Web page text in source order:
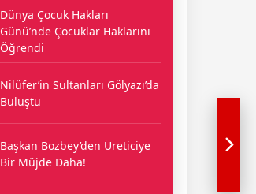
Dünya Çocuk Hakları
Günü’nde Çocuklar Haklarını
Öğrendi
Nilüfer’in Sultanları Gölyazı’da
Buluştu
Başkan Bozbey’den Üreticiye
Bir Müjde Daha!